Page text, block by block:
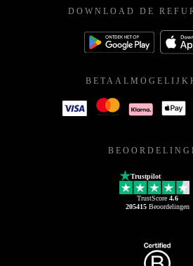
DOWNLOAD DE
Trustpilot
TrustScore 4.6
205415Beoordelingen